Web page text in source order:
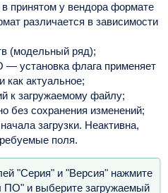
у вендора формате
различается в зависимости
(модельный ряд);
установка флага применяет
актуальное;
к загружаемому файлу;
без сохранения изменений;
загрузки. Неактивна,
поля.
"Серия" и "Версия" нажмите
ПО" и выберите загружаемый